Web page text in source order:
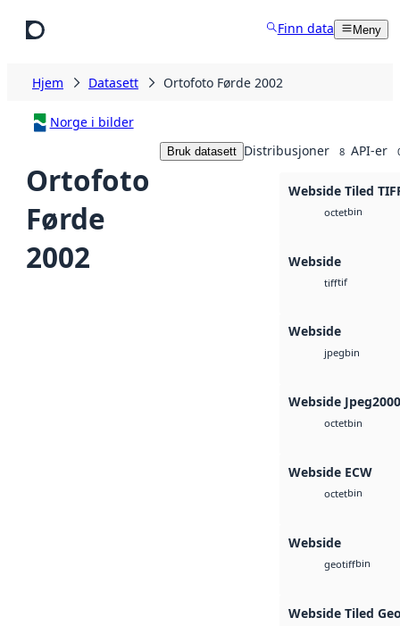
Finn data Meny
Hjem Datasett Ortofoto Førde 2002
Norge i bilder
Ortofoto
Førde
2002
Bruk datasett Distribusjoner 8 API-er
Webside Tiled
octetbin
Webside
tifftif
Webside
jpegbin
Webside Jpeg2000
octetbin
Webside ECW
octetbin
Webside
geotiffbin
Webside Tiled